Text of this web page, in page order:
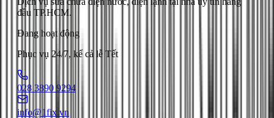
đầu TP.HCM.
Đang hoạt động
Phục vụ 24/7, kể cả lễ Tết
028 3890 9294
info@1fix.vn